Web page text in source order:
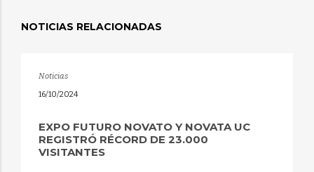
NOTICIAS RELACIONADAS
Noticias
16/10/2024
EXPO FUTURO NOVATO Y NOVATA UC
REGISTRÓ RÉCORD DE 23.000
VISITANTES